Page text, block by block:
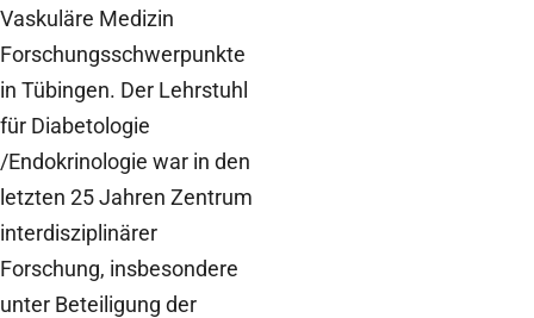
Vaskuläre Medizin
Forschungsschwerpunkte
in Tübingen. Der Lehrstuhl
für Diabetologie
/Endokrinologie war in den
letzten 25 Jahren Zentrum
interdisziplinärer
Forschung, insbesondere
unter Beteiligung der